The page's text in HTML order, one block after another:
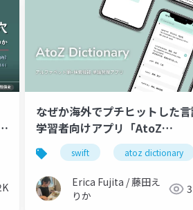
なぜか海外でプチヒットした
学習者向けアプリ「AtoZ
Dictionary」について
swift atoz dictionary
Erica Fujita / 藤田え
りか